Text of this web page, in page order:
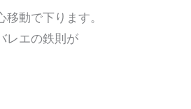
動で下ります。
レエの鉄則が